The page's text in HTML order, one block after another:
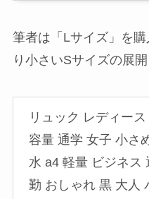
筆者は「Lサイズ」を
り小さいSサイズの展開
リュック レディース
容量 通学 女子 小さ
水 a4 軽量 ビジネス
勤 おしゃれ 黒 大人